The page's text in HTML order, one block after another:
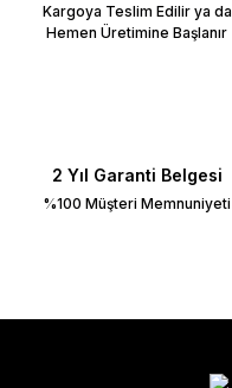
Kargoya Teslim Edilir ya da
Hemen Üretimine Başlanır
2 Yıl Garanti Belgesi
%100 Müşteri Memnuniyeti